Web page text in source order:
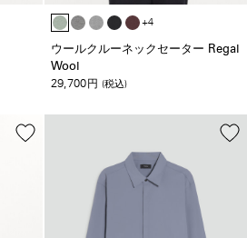
+4
ウールクルーネックセーター Regal
Wool
29,700円 (税込)